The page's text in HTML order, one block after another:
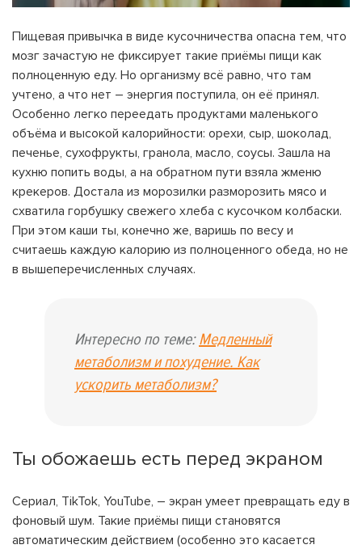
Пищевая привычка в виде кусочничества опасна тем, что
мозг зачастую не фиксирует такие приёмы пищи как
полноценную еду. Но организму всё равно, что там
учтено, а что нет – энергия поступила, он её принял.
Особенно легко переедать продуктами маленького
объёма и высокой калорийности: орехи, сыр, шоколад,
печенье, сухофрукты, гранола, масло, соусы. Зашла на
кухню попить воды, а на обратном пути взяла жменю
крекеров. Достала из морозилки разморозить мясо и
схватила горбушку свежего хлеба с кусочком колбаски.
При этом каши ты, конечно же, варишь по весу и
считаешь каждую калорию из полноценного обеда, но не
в вышеперечисленных случаях.
Интересно по теме: Медленный
метаболизм и похудение. Как
ускорить метаболизм?
Ты обожаешь есть перед экраном
Сериал, TikTok, YouTube, – экран умеет превращать еду в
фоновый шум. Такие приёмы пищи становятся
автоматическим действием (особенно это касается